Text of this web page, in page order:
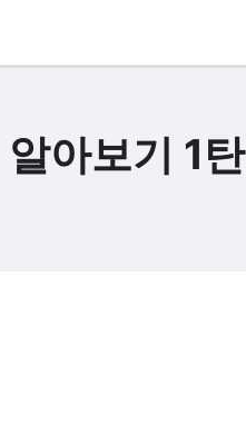
아보기 1탄